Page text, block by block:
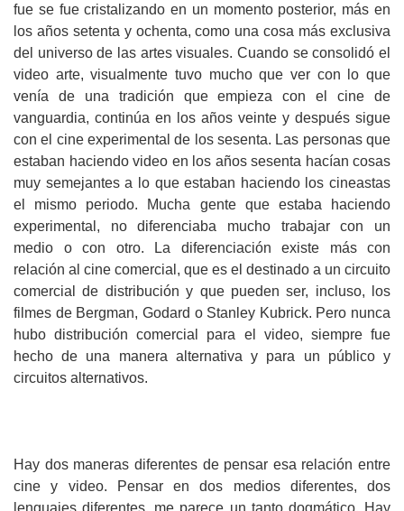
fue se fue cristalizando en un momento posterior, más en
los años setenta y ochenta, como una cosa más exclusiva
del universo de las artes visuales. Cuando se consolidó el
video arte, visualmente tuvo mucho que ver con lo que
venía de una tradición que empieza con el cine de
vanguardia, continúa en los años veinte y después sigue
con el cine experimental de los sesenta. Las personas que
estaban haciendo video en los años sesenta hacían cosas
muy semejantes a lo que estaban haciendo los cineastas
el mismo periodo. Mucha gente que estaba haciendo
experimental, no diferenciaba mucho trabajar con un
medio o con otro. La diferenciación existe más con
relación al cine comercial, que es el destinado a un circuito
comercial de distribución y que pueden ser, incluso, los
filmes de Bergman, Godard o Stanley Kubrick. Pero nunca
hubo distribución comercial para el video, siempre fue
hecho de una manera alternativa y para un público y
circuitos alternativos.
Hay dos maneras diferentes de pensar esa relación entre
cine y video. Pensar en dos medios diferentes, dos
lenguajes diferentes, me parece un tanto dogmático. Hay